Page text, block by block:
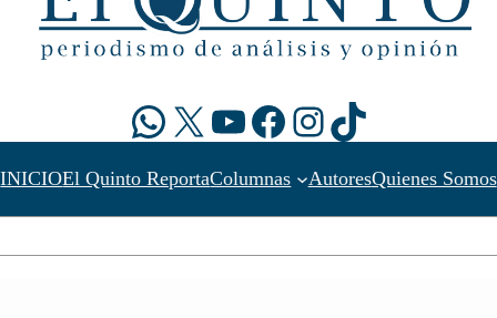
WhatsApp
X YouTube
Facebook
Instagram
TikTok
INICIOEl Quinto ReportaColumnas AutoresQuienes Somos